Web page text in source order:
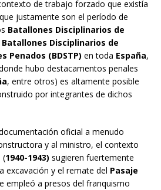
de trabajo forzado que existía
que justamente son el período de
Batallones Disciplinarios de
Disciplinarios de
Penados (BDSTP) en toda España,
hubo destacamentos penales
, entre otros) es altamente posible
por integrantes de dichos
oficial a menudo
y al ministro, el contexto
(1940-1943) sugieren fuertemente
excavación y el remate del Pasaje
empleó a presos del franquismo